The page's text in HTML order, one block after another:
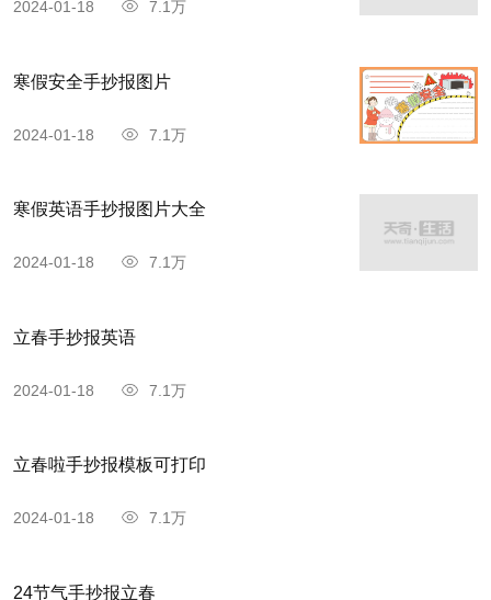
2024-01-18 7.1万
寒假安全手抄报图片
2024-01-18 7.1万
寒假英语手抄报图片大全
2024-01-18 7.1万
立春手抄报英语
2024-01-18 7.1万
立春啦手抄报模板可打印
2024-01-18 7.1万
24节气手抄报立春